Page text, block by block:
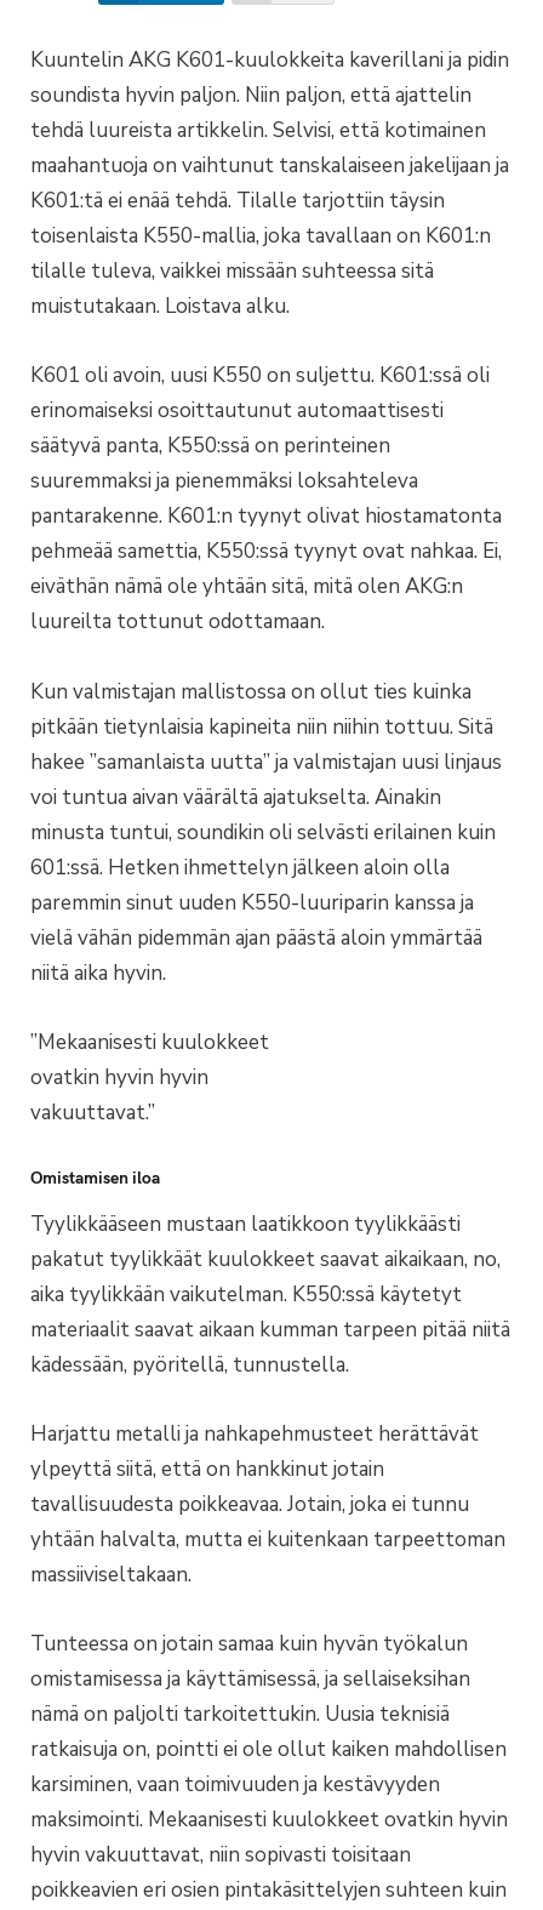
Kuuntelin AKG K601-kuulokkeita kaverillani ja pidin
soundista hyvin paljon. Niin paljon, että ajattelin
tehdä luureista artikkelin. Selvisi, että kotimainen
maahantuoja on vaihtunut tanskalaiseen jakelijaan ja
K601:tä ei enää tehdä. Tilalle tarjottiin täysin
toisenlaista K550-mallia, joka tavallaan on K601:n
tilalle tuleva, vaikkei missään suhteessa sitä
muistutakaan. Loistava alku.
K601 oli avoin, uusi K550 on suljettu. K601:ssä oli
erinomaiseksi osoittautunut automaattisesti
säätyvä panta, K550:ssä on perinteinen
suuremmaksi ja pienemmäksi loksahteleva
pantarakenne. K601:n tyynyt olivat hiostamatonta
pehmeää samettia, K550:ssä tyynyt ovat nahkaa. Ei,
eiväthän nämä ole yhtään sitä, mitä olen AKG:n
luureilta tottunut odottamaan.
Kun valmistajan mallistossa on ollut ties kuinka
pitkään tietynlaisia kapineita niin niihin tottuu. Sitä
hakee ”samanlaista uutta” ja valmistajan uusi linjaus
voi tuntua aivan väärältä ajatukselta. Ainakin
minusta tuntui, soundikin oli selvästi erilainen kuin
601:ssä. Hetken ihmettelyn jälkeen aloin olla
paremmin sinut uuden K550-luuriparin kanssa ja
vielä vähän pidemmän ajan päästä aloin ymmärtää
niitä aika hyvin.
”Mekaanisesti kuulokkeet
ovatkin hyvin hyvin
vakuuttavat.”
Omistamisen iloa
Tyylikkääseen mustaan laatikkoon tyylikkäästi
pakatut tyylikkäät kuulokkeet saavat aikaikaan, no,
aika tyylikkään vaikutelman. K550:ssä käytetyt
materiaalit saavat aikaan kumman tarpeen pitää niitä
kädessään, pyöritellä, tunnustella.
Harjattu metalli ja nahkapehmusteet herättävät
ylpeyttä siitä, että on hankkinut jotain
tavallisuudesta poikkeavaa. Jotain, joka ei tunnu
yhtään halvalta, mutta ei kuitenkaan tarpeettoman
massiiviseltakaan.
Tunteessa on jotain samaa kuin hyvän työkalun
omistamisessa ja käyttämisessä, ja sellaiseksihan
nämä on paljolti tarkoitettukin. Uusia teknisiä
ratkaisuja on, pointti ei ole ollut kaiken mahdollisen
karsiminen, vaan toimivuuden ja kestävyyden
maksimointi. Mekaanisesti kuulokkeet ovatkin hyvin
hyvin vakuuttavat, niin sopivasti toisitaan
poikkeavien eri osien pintakäsittelyjen suhteen kuin